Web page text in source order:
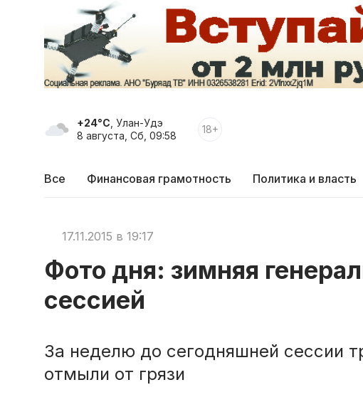
+24°C , Улан-Удэ
8 августа, Сб, 09:58
18+
Все Финансовая грамотность Политика и власть
17.11.2015 в 19:17
Фото дня: зимняя
сессией
За неделю до сегодняшней сессии
отмыли от грязи